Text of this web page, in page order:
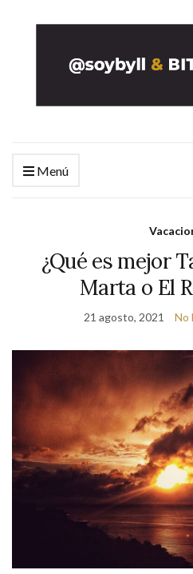
Menú
¿Qué es mejor
Marta o El
21 agosto, 2021 No